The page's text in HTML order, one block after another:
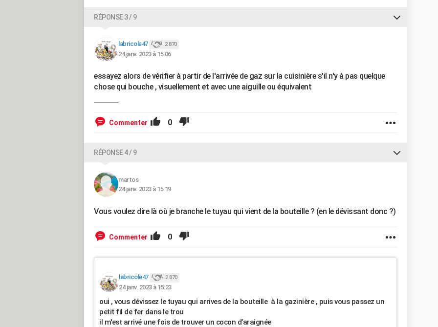
RÉPONSE 3 / 9
labricole47 2 870
24 janv. 2023 à 15:06
essayez alors de vérifier à partir de l'arrivée de gaz sur la cuisinière s'il n'y à pas quelque
chose qui bouche , visuellement et avec une aiguille ou équivalent
Commenter 0
RÉPONSE 4 / 9
martos
24 janv. 2023 à 15:19
Vous voulez dire là où je branche le tuyau qui vient de la bouteille ? (en le dévissant donc ?)
Commenter 0
labricole47 2 870
24 janv. 2023 à 15:23
oui , vous dévissez le tuyau qui arrives de la bouteille à la gazinière , puis vous passez un
petit fil de fer dans le trou
il m'est arrivé une fois de trouver un cocon d’araignée